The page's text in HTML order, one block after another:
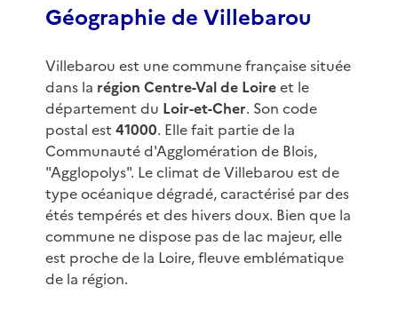
Géographie de Villebarou
Villebarou est une commune française située
dans la région Centre-Val de Loireet le
département du Loir-et-Cher. Son code
postal est 41000. Elle fait partie de la
Communauté d'Agglomération de Blois,
"Agglopolys". Le climat de Villebarou est de
type océanique dégradé, caractérisé par des
étés tempérés et des hivers doux. Bien que la
commune ne dispose pas de lac majeur, elle
est proche de la Loire, fleuve emblématique
de la région.